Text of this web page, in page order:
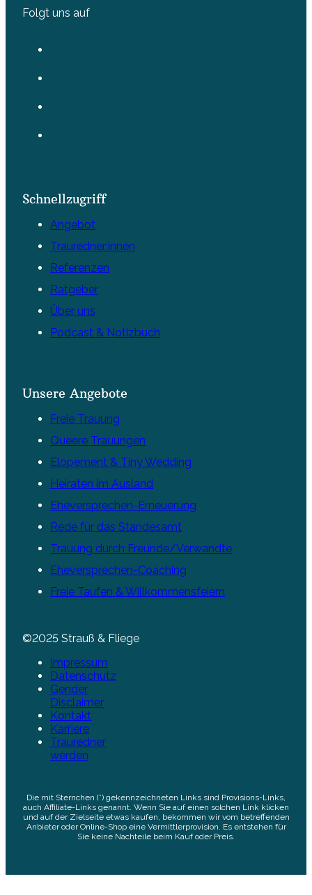
Folgt uns auf
Schnellzugriff
Angebot
Trauredner:innen
Referenzen
Ratgeber
Über uns
Podcast & Notizbuch
Unsere Angebote
Freie Trauung
Queere Trauungen
Elopement & Tiny Wedding
Heiraten im Ausland
Eheversprechen-Erneuerung
Rede für das Standesamt
Trauung durch Freunde/Verwandte
Eheversprechen-Coaching
Freie Taufen & Willkommensfeiern
©2025 Strauß & Fliege
Impressum
Datenschutz
Gender
Disclaimer
Kontakt
Karriere
Trauredner
werden
Die mit Sternchen (*) gekennzeichneten Links sind Provisions-Links,
auch Affiliate-Links genannt. Wenn Sie auf einen solchen Link klicken
und auf der Zielseite etwas kaufen, bekommen wir vom betreffenden
Anbieter oder Online-Shop eine Vermittlerprovision. Es entstehen für
Sie keine Nachteile beim Kauf oder Preis.